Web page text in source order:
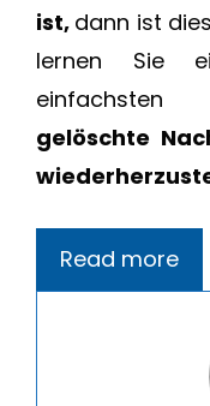
ist, dann ist
lernen Sie
einfachsten
gelöschte
Read more